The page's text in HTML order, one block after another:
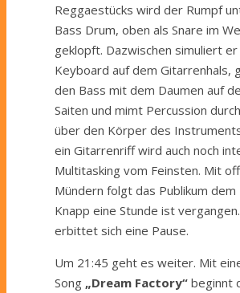
Reggaestücks wird der Rumpf
Bass Drum, oben als Snare im
geklopft. Dazwischen simuliert er
Keyboard auf dem Gitarrenhals,
den Bass mit dem Daumen auf
Saiten und mimt Percussion
über den Körper des
ein Gitarrenriff wird auch noch
Multitasking vom Feinsten. Mit
Mündern folgt das Publikum dem
Knapp eine Stunde ist vergangen.
erbittet sich eine Pause.
Um 21:45 geht es weiter. Mit
Song „Dream Factory“ beginnt